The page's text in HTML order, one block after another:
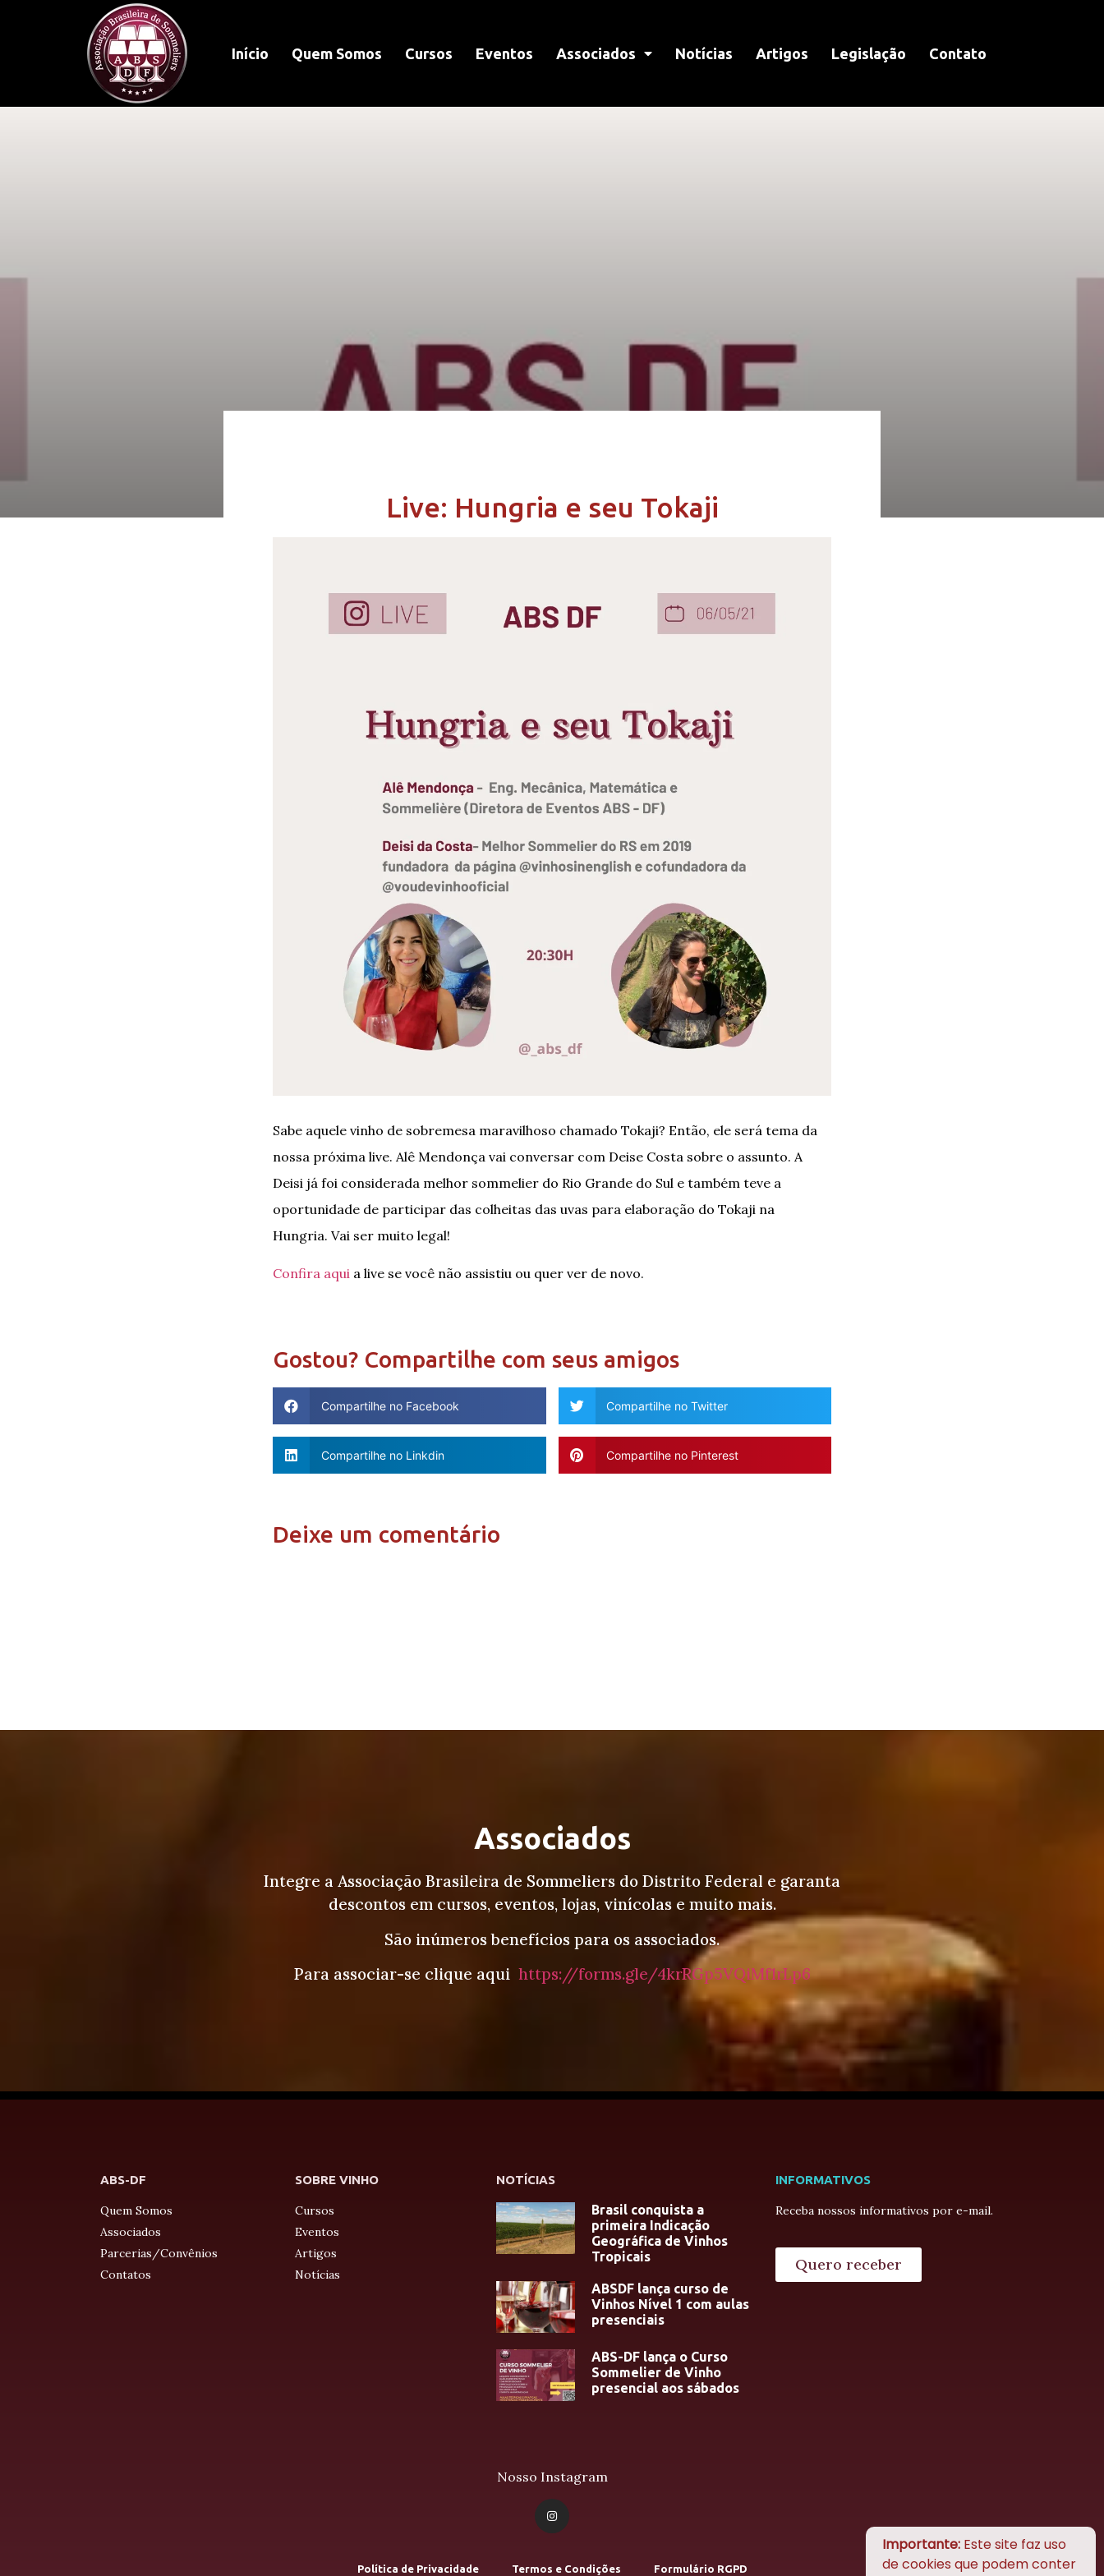
Início Quem Somos Cursos Eventos Associados Notícias Artigos Legislação Contato
Live: Hungria e seu Tokaji
Sabe aquele vinho de sobremesa maravilhoso chamado Tokaji? Então, ele será tema da
nossa próxima live. Alê Mendonça vai conversar com Deise Costa sobre o assunto. A
Deisi já foi considerada melhor sommelier do Rio Grande do Sul e também teve a
oportunidade de participar das colheitas das uvas para elaboração do Tokaji na
Hungria. Vai ser muito legal!
Confira aqui a live se você não assistiu ou quer ver de novo.
Gostou? Compartilhe com seus amigos
Compartilhe no Facebook Compartilhe no Twitter
Compartilhe no Linkdin Compartilhe no Pinterest
Deixe um comentário
Associados
Integre a Associação Brasileira de Sommeliers do Distrito Federal e garanta
descontos em cursos, eventos, lojas, vinícolas e muito mais.
São inúmeros benefícios para os associados.
Para associar-se clique aqui https://forms.gle/4krRGp5VQiMf1rLp6
ABS-DF
Quem Somos
Associados
Parcerias/Convênios
Contatos
SOBRE VINHO
Cursos
Eventos
Artigos
Notícias
NOTÍCIAS
Brasil conquista a
primeira Indicação
Geográfica de Vinhos
Tropicais
ABSDF lança curso de
Vinhos Nível 1 com aulas
presenciais
ABS-DF lança o Curso
Sommelier de Vinho
presencial aos sábados
INFORMATIVOS
Receba nossos informativos por e-mail.
Quero receber
Nosso Instagram
Política de Privacidade Termos e Condições Formulário RGPD
Importante: Este site faz uso
de cookies que podem conter